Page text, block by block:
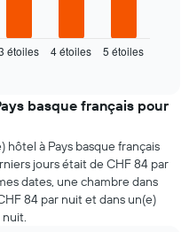
étoiles 4 étoiles 5 étoiles
basque français pour
hôtel à Pays basque français
jours était de CHF 84 par
dates, une chambre dans
84 par nuit et dans un(e)